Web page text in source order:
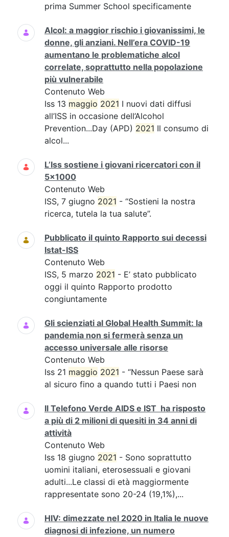
prima Summer School specificamente
Alcol: a maggior rischio i giovanissimi, le
donne, gli anziani. Nell’era COVID-19
aumentano le problematiche alcol
correlate, soprattutto nella popolazione
più vulnerabile
Contenuto Web
Iss 13 maggio 2021 I nuovi dati diffusi
all’ISS in occasione dell’Alcohol
Prevention...Day (APD) 2021 Il consumo di
alcol...
L’Iss sostiene i giovani ricercatori con il
5x1000
Contenuto Web
ISS, 7 giugno 2021 - “Sostieni la nostra
ricerca, tutela la tua salute”.
Pubblicato il quinto Rapporto sui decessi
Istat-ISS
Contenuto Web
ISS, 5 marzo 2021 - E’ stato pubblicato
oggi il quinto Rapporto prodotto
congiuntamente
Gli scienziati al Global Health Summit: la
pandemia non si fermerà senza un
accesso universale alle risorse
Contenuto Web
Iss 21 maggio 2021 - “Nessun Paese sarà
al sicuro fino a quando tutti i Paesi non
Il Telefono Verde AIDS e IST ha risposto
a più di 2 milioni di quesiti in 34 anni di
attività
Contenuto Web
Iss 18 giugno 2021 - Sono soprattutto
uomini italiani, eterosessuali e giovani
adulti...Le classi di età maggiormente
rappresentate sono 20-24 (19,1%),...
HIV: dimezzate nel 2020 in Italia le nuove
diagnosi di infezione, un numero